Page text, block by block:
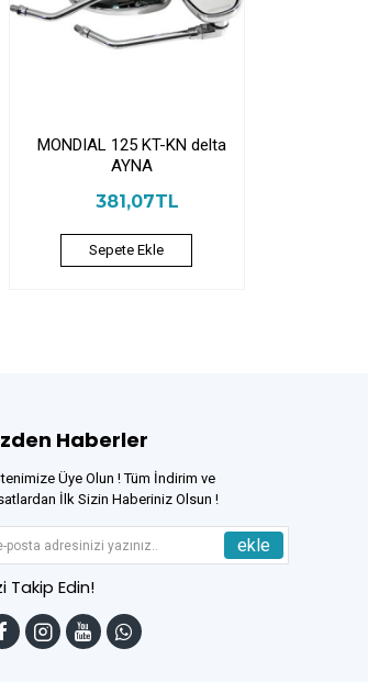
MONDIAL 125 KT-KN delta
AYNA
381,07TL
Sepete Ekle
Haberler
Üye Olun ! Tüm İndirim ve
İlk Sizin Haberiniz Olsun !
ekle
Takip Edin!